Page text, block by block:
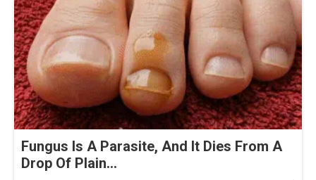
Fungus Is A Parasite, And It Dies From A
Drop Of Plain...